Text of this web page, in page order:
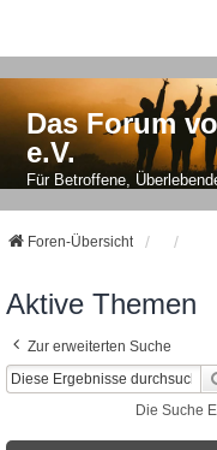
Das Forum
e.V.
Für Betroffene,
Foren-Übersicht
Aktive Themen
Zur erweiterten Suche
Die Suche